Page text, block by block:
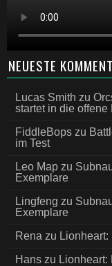
NEUESTE
Lucas Smith zu
startet in die offene
FiddleBops zu
im Test
Leo Map zu
Exemplare
Lingfeng zu
Exemplare
Rena zu
Hans zu